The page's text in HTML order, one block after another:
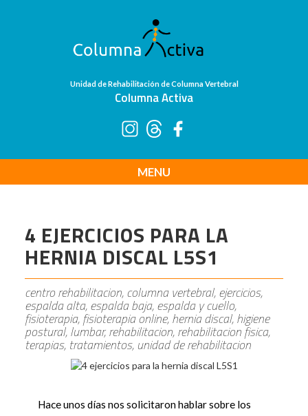
Unidad de Rehabilitación de Columna Vertebral
Columna Activa
MENU
4 EJERCICIOS PARA LA
HERNIA DISCAL L5S1
centro rehabilitacion, columna vertebral, ejercicios,
espalda alta, espalda baja, espalda y cuello,
fisioterapia, fisioterapia online, hernia discal, higiene
postural, lumbar, rehabilitacion, rehabilitacion fisica,
terapias, tratamientos, unidad de rehabilitacion
Hace unos días nos solicitaron hablar sobre los